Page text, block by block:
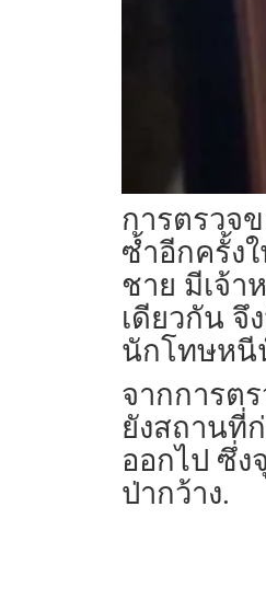
การตรวจ
ซ้ำอีกครั้ง
ชาย มีเจ้า
เดียวกัน จึ
นักโทษหนี
จากการต
ยังสถานที่
ออกไป ซึ่
ป่ากว้าง.